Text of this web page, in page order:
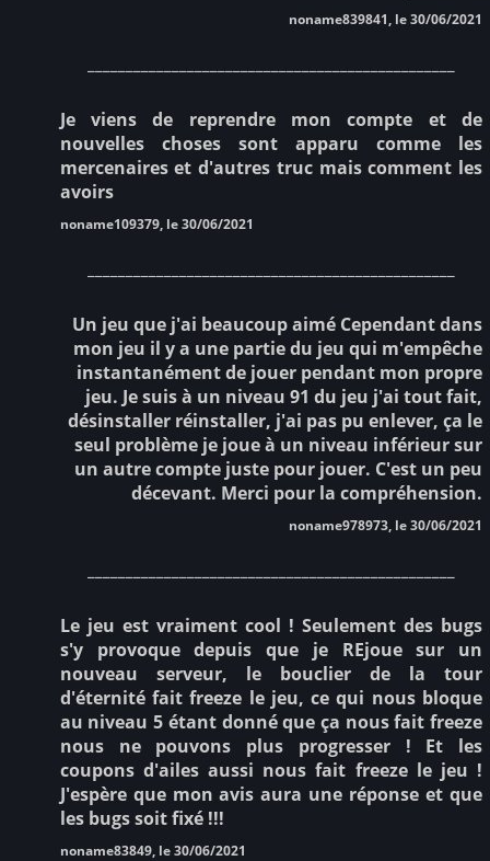
noname839841, le 30/06/2021
Je viens de reprendre mon compte et de
nouvelles choses sont apparu comme les
mercenaires et d'autres truc mais comment les
avoirs
noname109379, le 30/06/2021
Un jeu que j'ai beaucoup aimé Cependant dans
mon jeu il y a une partie du jeu qui m'empêche
instantanément de jouer pendant mon propre
jeu. Je suis à un niveau 91 du jeu j'ai tout fait,
désinstaller réinstaller, j'ai pas pu enlever, ça le
seul problème je joue à un niveau inférieur sur
un autre compte juste pour jouer. C'est un peu
décevant. Merci pour la compréhension.
noname978973, le 30/06/2021
Le jeu est vraiment cool ! Seulement des bugs
s'y provoque depuis que je REjoue sur un
nouveau serveur, le bouclier de la tour
d'éternité fait freeze le jeu, ce qui nous bloque
au niveau 5 étant donné que ça nous fait freeze
nous ne pouvons plus progresser ! Et les
coupons d'ailes aussi nous fait freeze le jeu !
J'espère que mon avis aura une réponse et que
les bugs soit fixé !!!
noname83849, le 30/06/2021